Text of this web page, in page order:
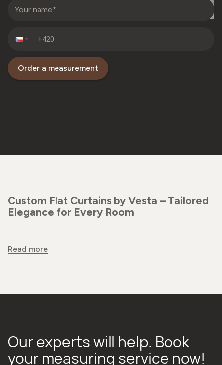
Order a measurement
Custom Flat Curtains by Vesta – Tailored
Elegance for Every Room
Read more
Our experts will help. Book
your measuring service now!